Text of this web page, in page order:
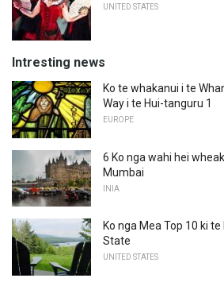
UNITED STATES
Intresting news
Ko te whakanui i te
Way i te Hui-tanguru 1
EUROPE
6 Ko nga wahi hei
Mumbai
INIA
Ko nga Mea Top 10 ki
State
UNITED STATES